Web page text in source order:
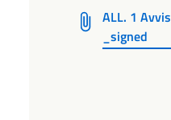
ALL. 1
_signed